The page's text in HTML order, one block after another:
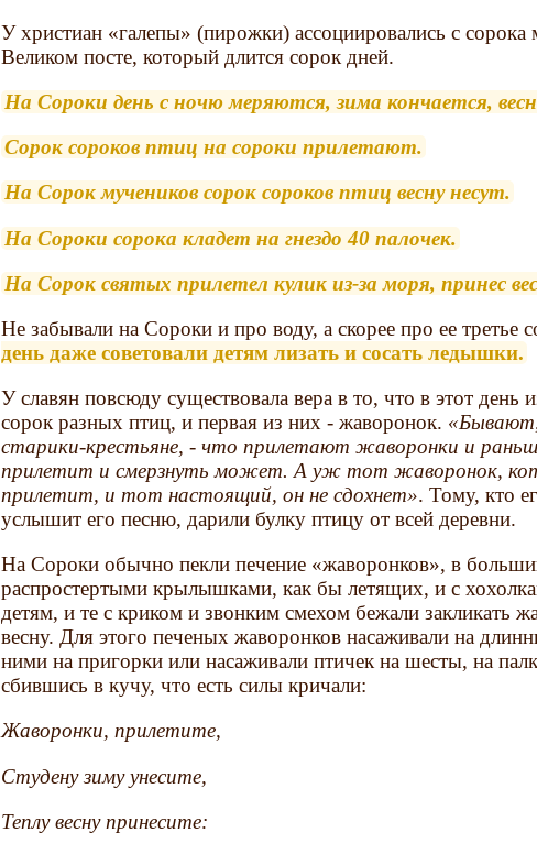
У христиан «галепы» (пирожки) ассоциировались с
Великом посте, который длится сорок дней.
На Сороки день с ночю меряются, зима кончается,
Сорок сороков птиц на сороки прилетают.
На Сорок мучеников сорок сороков птиц весну несут.
На Сороки сорока кладет на гнездо 40 палочек.
На Сорок святых прилетел кулик из-за моря, принес
Не забывали на Сороки и про воду, а скорее про ее третье
день даже советовали детям лизать и сосать ледышки.
У славян повсюду существовала вера в то, что в этот день
сорок разных птиц, и первая из них - жаворонок.
старики-крестьяне, - что прилетают жаворонки и
прилетит и смерзнуть может. А уж тот жаворонок,
прилетит, и тот настоящий, он не сдохнет». Тому, кто
услышит его песню, дарили булку птицу от всей деревни.
На Сороки обычно пекли печение «жаворонков», в
распростертыми крылышками, как бы летящих, и с
детям, и те с криком и звонким смехом бежали закликать
весну. Для этого печеных жаворонков насаживали на
ними на пригорки или насаживали птичек на шесты, на
сбившись в кучу, что есть силы кричали:
Жаворонки, прилетите,
Студену зиму унесите,
Теплу весну принесите: